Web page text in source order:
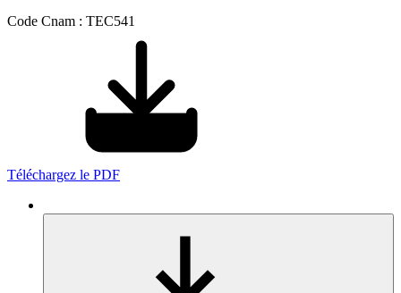
Code Cnam : TEC541
Téléchargez le PDF